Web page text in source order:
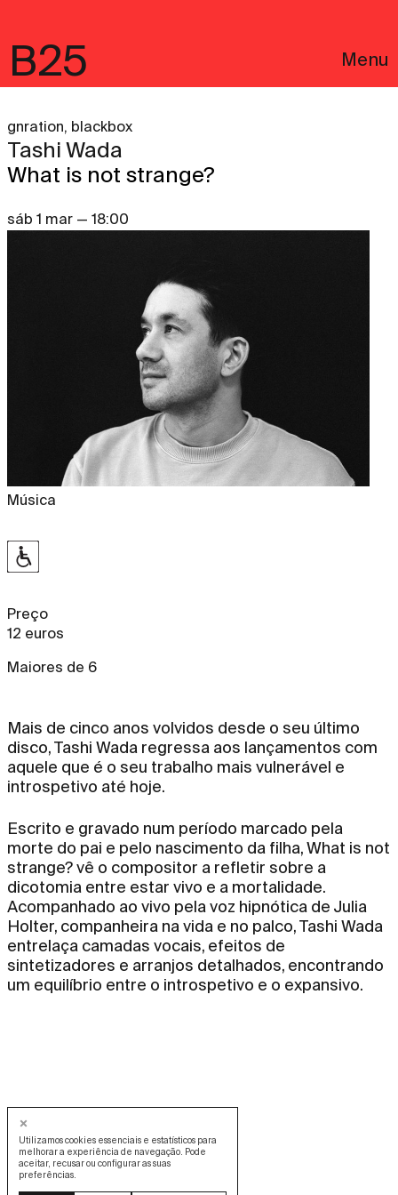
Utilizamos cookies essenciais e estatísticos para
melhorar a experiência de navegação. Pode
aceitar, recusar ou configurar as suas
preferências.
B25 Menu
gnration, blackbox
Tashi Wada
What is not strange?
sáb 1 mar — 18:00
Música
Preço
12 euros
Maiores de 6
Mais de cinco anos volvidos desde o seu último
disco, Tashi Wada regressa aos lançamentos com
aquele que é o seu trabalho mais vulnerável e
introspetivo até hoje.
Escrito e gravado num período marcado pela
morte do pai e pelo nascimento da filha, What is not
strange? vê o compositor a refletir sobre a
dicotomia entre estar vivo e a mortalidade.
Acompanhado ao vivo pela voz hipnótica de Julia
Holter, companheira na vida e no palco, Tashi Wada
entrelaça camadas vocais, efeitos de
sintetizadores e arranjos detalhados, encontrando
um equilíbrio entre o introspetivo e o expansivo.